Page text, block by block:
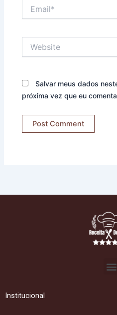
Salvar meus dados
próxima vez que eu
Institucional